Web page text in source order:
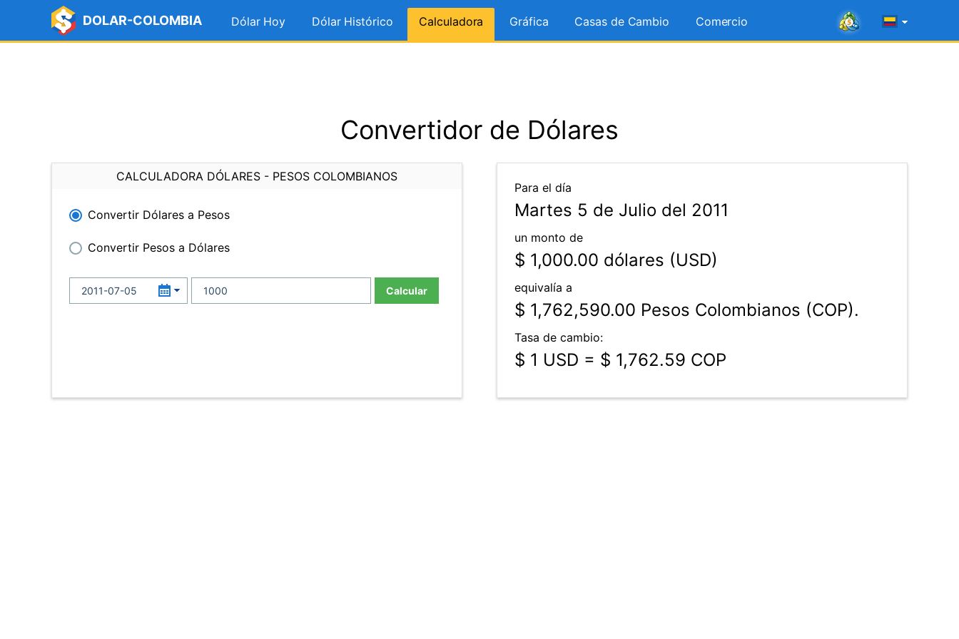
DOLAR-COLOMBIA Dólar Hoy Dólar Histórico Calculadora Gráfica Casas de Cambio Comercio
Convertidor de Dólares
CALCULADORA DÓLARES - PESOS COLOMBIANOS
Convertir Dólares a Pesos
Convertir Pesos a Dólares
Calcular
Para el día
Martes 5 de Julio del 2011
un monto de
$ 1,000.00 dólares (USD)
equivalía a
$ 1,762,590.00 Pesos Colombianos (COP).
Tasa de cambio:
$ 1 USD = $ 1,762.59 COP